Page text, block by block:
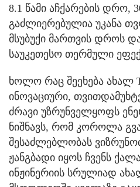
8.1 წამი აჩქარების დრო,
გაძლიერებულია უკანა
მსუბუქი მართვის დროს
საუკეთესო თერმული
ხოლო რაც შეეხება ახალ
ინოვაციური,
ძრავი უზრუნველყოფს
ნიშნავს, რომ კოროლა
შესაძლებლობას
ჟანგბადი იყოს ჩვენს
ინჟინერიის სრულიად